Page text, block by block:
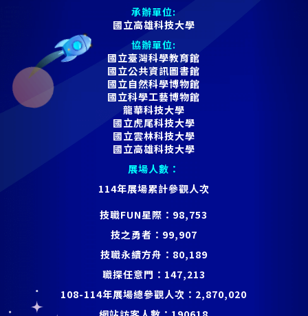
承辦單位:
國立高雄科技大學
協辦單位:
國立臺灣科學教育館
國立公共資訊圖書館
國立自然科學博物館
國立科學工藝博物館
龍華科技大學
國立虎尾科技大學
國立雲林科技大學
國立高雄科技大學
展場人數：
114年展場累計參觀人次
技職FUN星際： 98,753
技之勇者： 99,907
技職永續方舟： 80,189
職探任意門： 147,213
108-114年展場總參觀人次： 2,870,020